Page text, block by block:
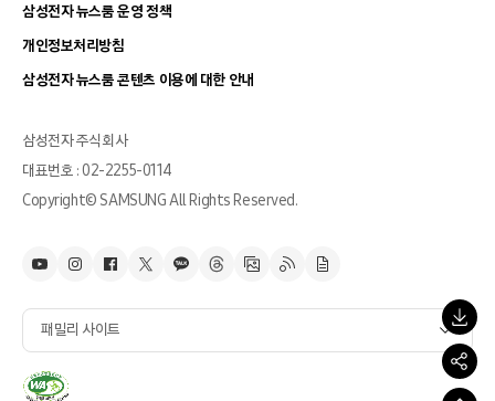
삼성전자 뉴스룸 운영 정책
개인정보처리방침
삼성전자 뉴스룸 콘텐츠 이용에 대한 안내
삼성전자 주식회사
대표번호 : 02-2255-0114
Copyright© SAMSUNG All Rights Reserved.
패밀리 사이트